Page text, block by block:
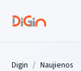
Digin Naujienos